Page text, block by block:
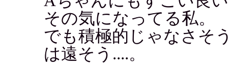
その気になってる私。
でも積極的じゃなさそ
は遠そう....。